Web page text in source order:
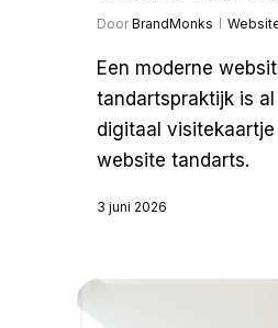
Door BrandMonks
Een moderne
tandartspraktijk is
digitaal
website tandarts.
3 juni 2026